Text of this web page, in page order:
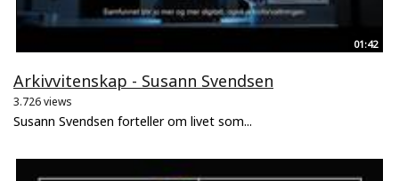
01:42
Arkivvitenskap - Susann Svendsen
3.726 views
Susann Svendsen forteller om livet som...